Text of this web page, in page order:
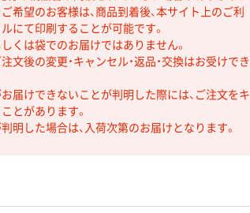
希望のお客様は、商品到着後、本サイト上のご利
にて印刷することが可能です。
くは袋でのお届けではありません。
文後の変更・キャンセル・返品・交換はお受けでき
届けできないことが判明した際には、ご注文をキ
とがあります。
明した場合は、入荷次第のお届けとなります。